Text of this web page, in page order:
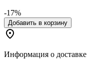
-17%
Добавить в корзину
Информация о доставке